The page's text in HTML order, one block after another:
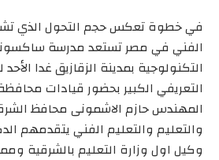
في خطوة تعكس حجم التحول الذي
الفني في مصر تستعد مدرسة ساكسوني
التكنولوجية بمدينة الزقازيق غدا
التعريفي الكبير بحضور قيادات
المهندس حازم الاشمونى محافظ
والتعليم والتعليم الفني يتقدمهم
وكيل اول وزارة التعليم بالشرقية